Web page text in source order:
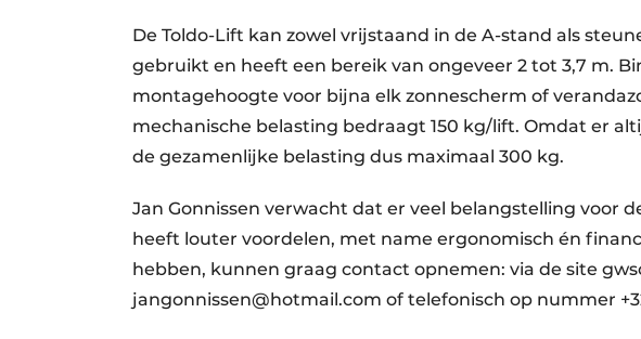
De Toldo-Lift kan zowel vrijstaand in de A-stand als
gebruikt en heeft een bereik van ongeveer 2 tot 3,7 m.
montagehoogte voor bijna elk zonnescherm of
mechanische belasting bedraagt 150 kg/lift. Omdat er
de gezamenlijke belasting dus maximaal 300 kg.
Jan Gonnissen verwacht dat er veel belangstelling voor
heeft louter voordelen, met name ergonomisch én
hebben, kunnen graag contact opnemen: via de site
jangonnissen@hotmail.com of telefonisch op nummer